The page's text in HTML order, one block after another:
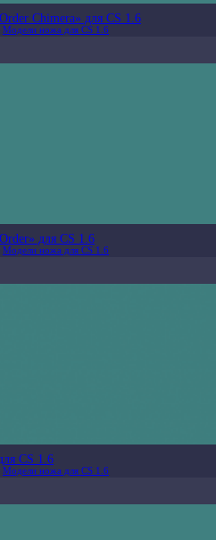
Chimera» для CS 1.6
Модели ножа для CS 1.6
для CS 1.6
Модели ножа для CS 1.6
CS 1.6
Модели ножа для CS 1.6